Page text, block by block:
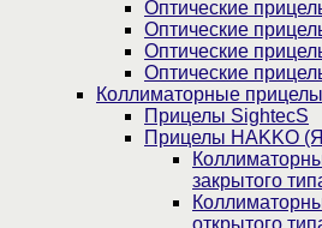
Оптические
Оптические
Оптические
Оптические
Коллиматорные прицелы
Прицелы SightecS
Прицелы HAKKO
закрытого
открытого